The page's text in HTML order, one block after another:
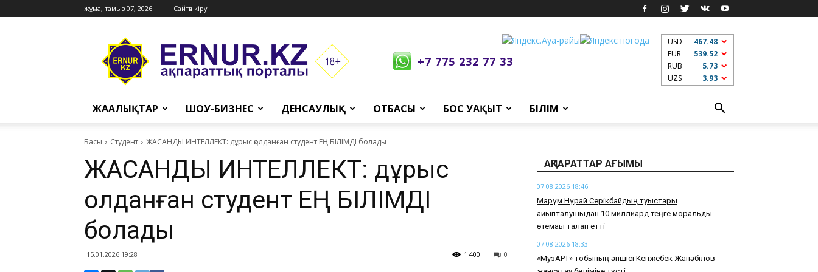
жұма, тамыз 07, 2026 Сайтқа кіру
Ernur
Press
+7 775 232 77 33
USD
467.48
EUR
539.52
RUB
5.73
UZS
3.93
ЖАҢАЛЫҚТАР ШОУ-БИЗНЕС ДЕНСАУЛЫҚ ОТБАСЫ БОС УАҚЫТ БІЛІМ
Басы Студент ЖАСАНДЫ ИНТЕЛЛЕКТ: дұрыс қолданған студент ЕҢ БІЛІМДІ болады
ЖАСАНДЫ ИНТЕЛЛЕКТ: дұрыс
қолданған студент ЕҢ БІЛІМДІ
болады
15.01.2026 19:28 0
1 400
АҚПАРАТТАР АҒЫМЫ
07.08.2026 18:46
Марқұм Нұрай Серікбайдың туыстары
айыпталушыдан 10 миллиард теңге моральдық
өтемақы талап етті
07.08.2026 18:33
«МузАРТ» тобының әншісі Кенжебек Жанәбілов